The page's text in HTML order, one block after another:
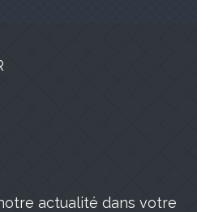
actualité dans votre